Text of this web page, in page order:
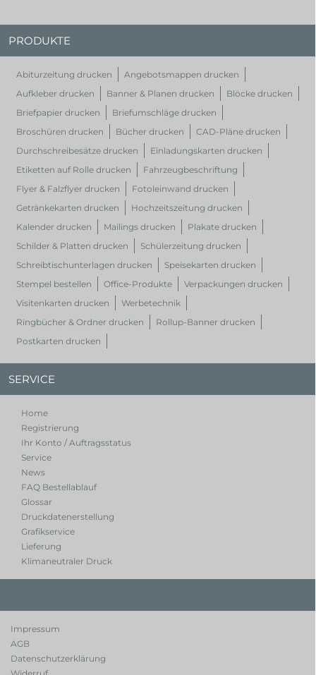
PRODUKTE
Abiturzeitung drucken
Angebotsmappen drucken
Aufkleber drucken
Banner & Planen drucken
Blöcke drucken
Briefpapier drucken
Briefumschläge drucken
Broschüren drucken
Bücher drucken
CAD-Pläne drucken
Durchschreibesätze drucken
Einladungskarten drucken
Etiketten auf Rolle drucken
Fahrzeugbeschriftung
Flyer & Falzflyer drucken
Fotoleinwand drucken
Getränkekarten drucken
Hochzeitszeitung drucken
Kalender drucken
Mailings drucken
Plakate drucken
Schilder & Platten drucken
Schülerzeitung drucken
Schreibtischunterlagen drucken
Speisekarten drucken
Stempel bestellen
Office-Produkte
Verpackungen drucken
Visitenkarten drucken
Werbetechnik
Ringbücher & Ordner drucken
Rollup-Banner drucken
Postkarten drucken
SERVICE
Home
Registrierung
Ihr Konto / Auftragsstatus
Service
News
FAQ Bestellablauf
Glossar
Druckdatenerstellung
Grafikservice
Lieferung
Klimaneutraler Druck
Impressum
AGB
Datenschutzerklärung